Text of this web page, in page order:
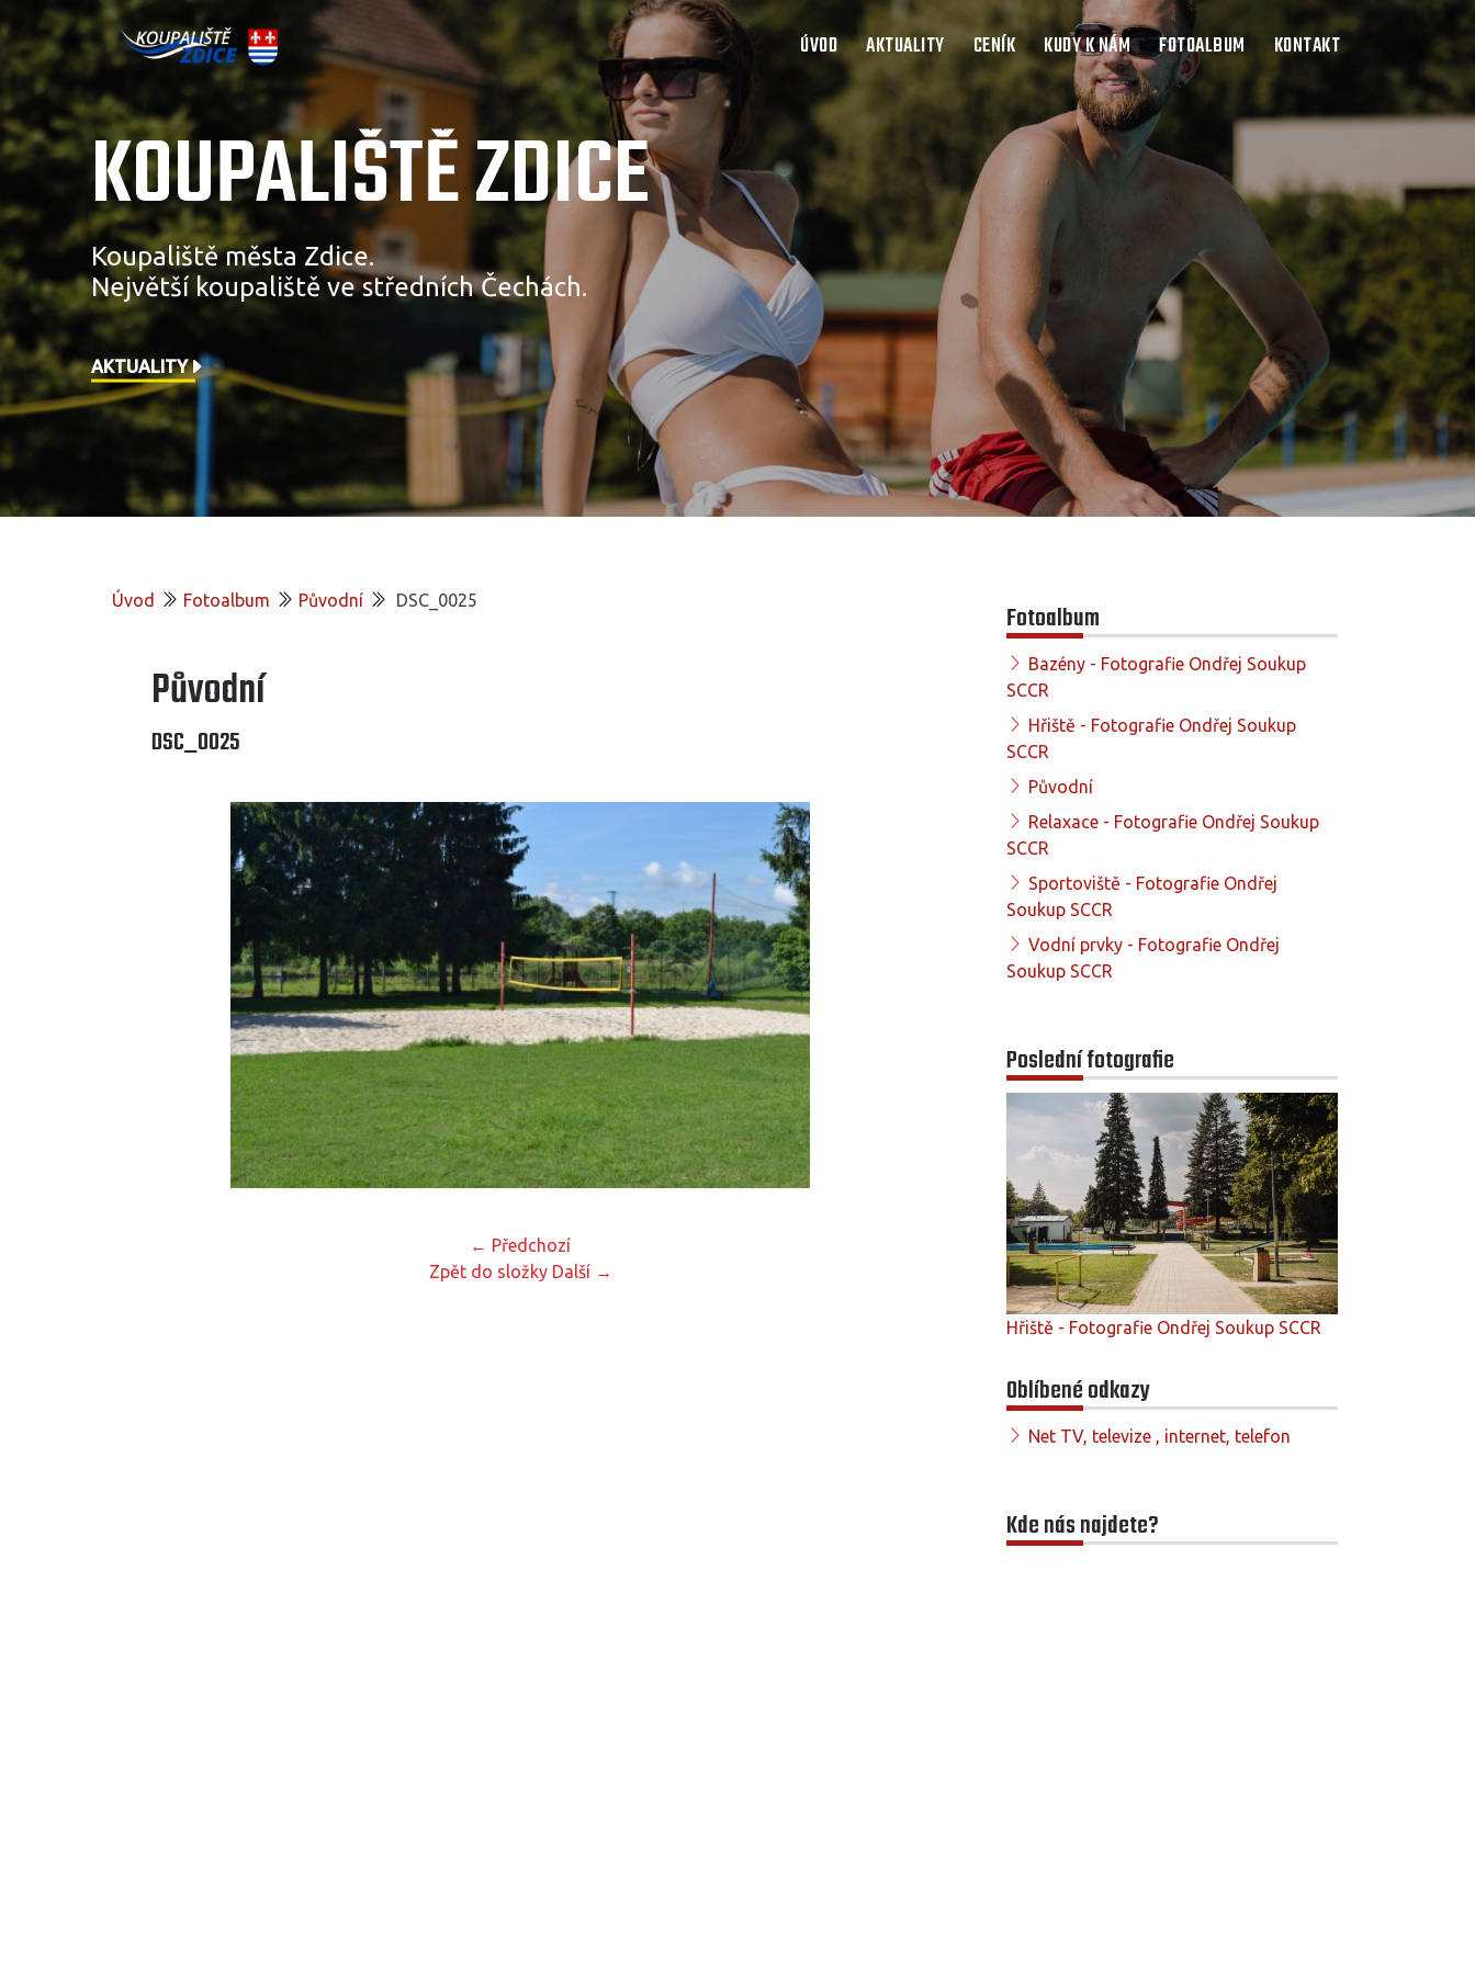
ÚVOD AKTUALITY CENÍK KUDY K NÁM FOTOALBUM KONTAKT
KOUPALIŠTĚ ZDICE
Koupaliště města Zdice.
Největší koupaliště ve středních Čechách.
AKTUALITY
Úvod Fotoalbum Původní DSC_0025
Původní
DSC_0025
← Předchozí
Zpět do složky Další →
Fotoalbum
Bazény - Fotografie Ondřej Soukup
SCCR
Hřiště - Fotografie Ondřej Soukup
SCCR
Původní
Relaxace - Fotografie Ondřej Soukup
SCCR
Sportoviště - Fotografie Ondřej
Soukup SCCR
Vodní prvky - Fotografie Ondřej
Soukup SCCR
Poslední fotografie
Hřiště - Fotografie Ondřej Soukup SCCR
Oblíbené odkazy
Net TV, televize , internet, telefon
Kde nás najdete?